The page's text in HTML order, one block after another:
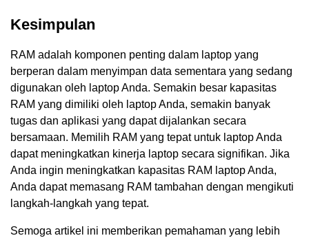
Kesimpulan
RAM adalah komponen penting dalam laptop yang
berperan dalam menyimpan data sementara yang sedang
digunakan oleh laptop Anda. Semakin besar kapasitas
RAM yang dimiliki oleh laptop Anda, semakin banyak
tugas dan aplikasi yang dapat dijalankan secara
bersamaan. Memilih RAM yang tepat untuk laptop Anda
dapat meningkatkan kinerja laptop secara signifikan. Jika
Anda ingin meningkatkan kapasitas RAM laptop Anda,
Anda dapat memasang RAM tambahan dengan mengikuti
langkah-langkah yang tepat.
Semoga artikel ini memberikan pemahaman yang lebih